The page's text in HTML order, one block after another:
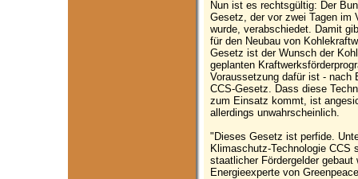
Nun ist es rechtsgültig: Der
Gesetz, der vor zwei Tagen im
wurde, verabschiedet. Damit
für den Neubau von
Gesetz ist der Wunsch der
geplanten
Voraussetzung dafür ist - nach
CCS-Gesetz. Dass diese
zum Einsatz kommt, ist
allerdings unwahrscheinlich.
"Dieses Gesetz ist perfide.
Klimaschutz-Technologie CCS
staatlicher Fördergelder
Energieexperte von